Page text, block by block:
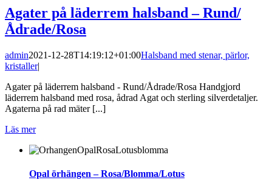
Agater på läderrem halsband – Rund/
Ådrade/Rosa
admin2021-12-28T14:19:12+01:00Halsband med stenar, pärlor,
kristaller|
Agater på läderrem halsband - Rund/Ådrade/Rosa Handgjord
läderrem halsband med rosa, ådrad Agat och sterling silverdetaljer.
Agaterna på rad mäter [...]
Läs mer
Opal örhängen – Rosa/Blomma/Lotus